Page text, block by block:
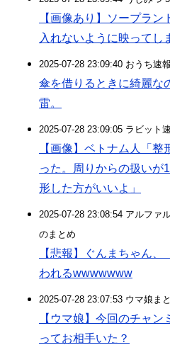
【画像あり】ソープラ
入れないように映ってし
2025-07-28 23:09:40 おうち速報
傘を借りるときに綺麗な
雷。
2025-07-28 23:09:05 ラビット
【画像】ベトナム人「
った。周りからの扱いが
形した方がいいよ」
2025-07-28 23:08:54 アルファ
のまとめ
【悲報】ぐんまちゃん
われるwwwwwww
2025-07-28 23:07:53 ウマ娘ま
【ウマ娘】今回のチャン
ってお相手いた？